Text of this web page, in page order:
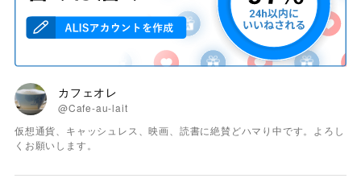
カフェオレ
@Cafe-au-lait
仮想通貨、キャッシュレス、映画、読書に絶賛どハマり中です。よろし
くお願いします。